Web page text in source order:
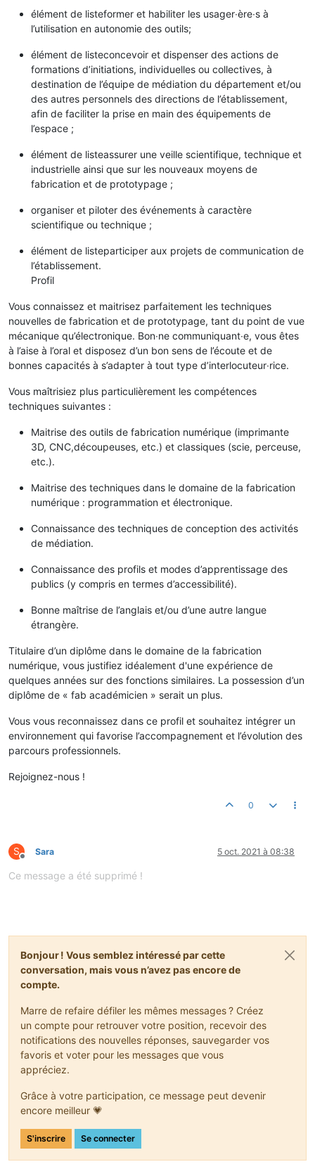
élément de listeformer et habiliter les usager∙ère∙s à
l’utilisation en autonomie des outils;
élément de listeconcevoir et dispenser des actions de
formations d’initiations, individuelles ou collectives, à
destination de l’équipe de médiation du département et/ou
des autres personnels des directions de l’établissement,
afin de faciliter la prise en main des équipements de
l’espace ;
élément de listeassurer une veille scientifique, technique et
industrielle ainsi que sur les nouveaux moyens de
fabrication et de prototypage ;
organiser et piloter des événements à caractère
scientifique ou technique ;
élément de listeparticiper aux projets de communication de
l’établissement.
Profil
Vous connaissez et maitrisez parfaitement les techniques
nouvelles de fabrication et de prototypage, tant du point de vue
mécanique qu’électronique. Bon∙ne communiquant∙e, vous êtes
à l’aise à l’oral et disposez d’un bon sens de l’écoute et de
bonnes capacités à s’adapter à tout type d’interlocuteur∙rice.
Vous maîtrisiez plus particulièrement les compétences
techniques suivantes :
Maitrise des outils de fabrication numérique (imprimante
3D, CNC,découpeuses, etc.) et classiques (scie, perceuse,
etc.).
Maitrise des techniques dans le domaine de la fabrication
numérique : programmation et électronique.
Connaissance des techniques de conception des activités
de médiation.
Connaissance des profils et modes d’apprentissage des
publics (y compris en termes d’accessibilité).
Bonne maîtrise de l’anglais et/ou d’une autre langue
étrangère.
Titulaire d’un diplôme dans le domaine de la fabrication
numérique, vous justifiez idéalement d'une expérience de
quelques années sur des fonctions similaires. La possession d’un
diplôme de « fab académicien » serait un plus.
Vous vous reconnaissez dans ce profil et souhaitez intégrer un
environnement qui favorise l’accompagnement et l’évolution des
parcours professionnels.
Rejoignez-nous !
0
S
Hors-ligne
Sara 5 oct. 2021 à 08:38
Ce message a été supprimé !
Bonjour ! Vous semblez intéressé par cette
conversation, mais vous n’avez pas encore de
compte.
Marre de refaire défiler les mêmes messages ? Créez
un compte pour retrouver votre position, recevoir des
notifications des nouvelles réponses, sauvegarder vos
favoris et voter pour les messages que vous
appréciez.
Grâce à votre participation, ce message peut devenir
encore meilleur 💗
S'inscrire Se connecter